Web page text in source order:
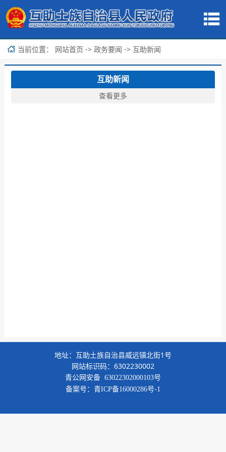
当前位置： 网站首页 -> 政务要闻 -> 互助新闻
互助新闻
查看更多
地址：互助土族自治县威远镇北街1号
网站标识码：6302230002
青公网安备 63022302000103号
备案号： 青ICP备16000286号-1